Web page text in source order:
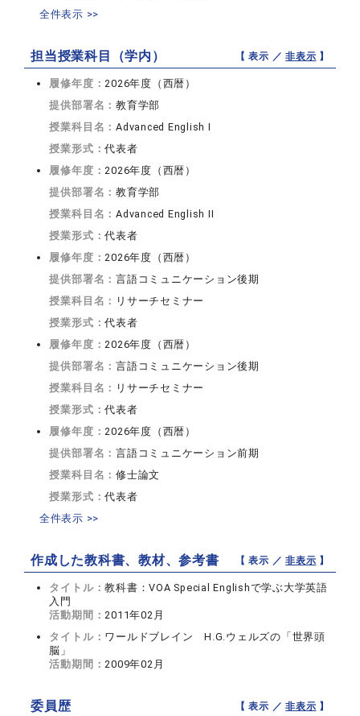
全件表示 >>
担当授業科目（学内） 【 表示 ／非表示 】
履修年度：2026年度（西暦）
提供部署名：教育学部
授業科目名：Advanced English I
授業形式：代表者
履修年度：2026年度（西暦）
提供部署名：教育学部
授業科目名：Advanced English II
授業形式：代表者
履修年度：2026年度（西暦）
提供部署名：言語コミュニケーション後期
授業科目名： リサーチセミナー
授業形式：代表者
履修年度：2026年度（西暦）
提供部署名：言語コミュニケーション後期
授業科目名： リサーチセミナー
授業形式：代表者
履修年度：2026年度（西暦）
提供部署名：言語コミュニケーション前期
授業科目名：修士論文
授業形式：代表者
全件表示 >>
作成した教科書、教材、参考書 【 表示 ／非表示 】
タイトル：教科書：VOA Special Englishで学ぶ大学英語
入門
活動期間：2011年02月
タイトル： ワールドブレイン H.G.ウェルズの「世界頭
脳」
活動期間：2009年02月
委員歴 【 表示 ／非表示 】